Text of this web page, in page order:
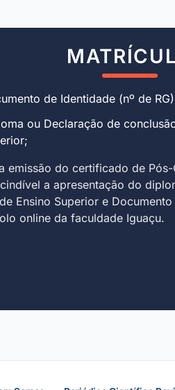
de Identidade (nº de
ou Declaração de
emissão do certificado de
a apresentação do
Ensino Superior e
online da faculdade Iguaçu.